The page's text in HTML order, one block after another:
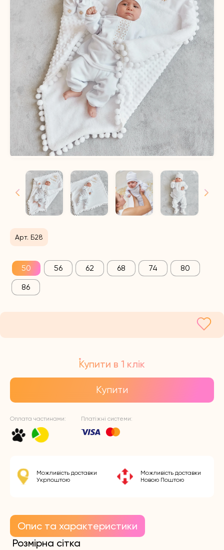
Арт. Б28
50 56 62 68 74
80
86
Купити в 1 клік
Купити
Оплата частинами: Платіжні системи:
Можливість доставки
Укрпоштою
Можливість доставки
Новою Поштою
Опис та характеристики
Розмірна сітка